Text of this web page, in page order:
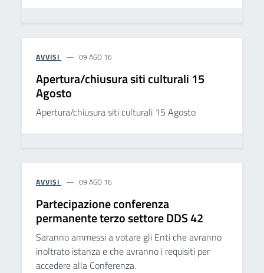
AVVISI 09 AGO 16
Apertura/chiusura siti culturali 15
Agosto
Apertura/chiusura siti culturali 15 Agosto
AVVISI 09 AGO 16
Partecipazione conferenza
permanente terzo settore DDS 42
Saranno ammessi a votare gli Enti che avranno
inoltrato istanza e che avranno i requisiti per
accedere alla Conferenza.